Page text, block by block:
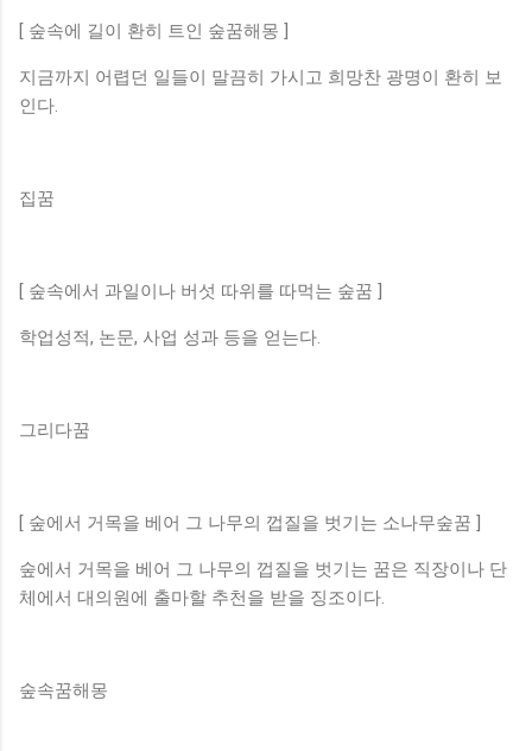
[ 숲속에 길이 환히 트인 숲꿈해몽 ]
지금까지 어렵던 일들이 말끔히 가시고 희망찬 광명이 환히 보
인다.
집꿈
[ 숲속에서 과일이나 버섯 따위를 따먹는 숲꿈 ]
학업성적, 논문, 사업 성과 등을 얻는다.
그리다꿈
[ 숲에서 거목을 베어 그 나무의 껍질을 벗기는 소나무숲꿈 ]
숲에서 거목을 베어 그 나무의 껍질을 벗기는 꿈은 직장이나 단
체에서 대의원에 출마할 추천을 받을 징조이다.
숲속꿈해몽